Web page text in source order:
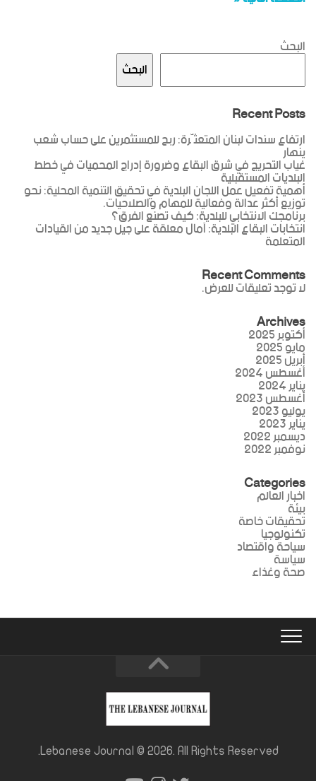
البحث
البحث
Recent Posts
ارتفاع سندات لبنان المتعثّرة: ربح للمستثمرين على حساب شعب
ينهار
غياب التحريج في شرق البقاع وضرورة إدراج المحميات في خطط
البلديات المستقبلية
أهمية تفعيل عمل اللجان البلدية في تحقيق التنمية المحلية: نحو
توزيع أكثر عدالة وفعالية للمهام والصلاحيات.
برنامجك الانتخابي للبلدية: كيف تصنع الفرق؟
انتخابات البقاع البلدية: آمال معلقة على جيل جديد من القيادات
المتعلمة
Recent Comments
لا توجد تعليقات للعرض.
Archives
أكتوبر 2025
مايو 2025
أبريل 2025
أغسطس 2024
يناير 2024
أغسطس 2023
يوليو 2023
يناير 2023
ديسمبر 2022
نوفمبر 2022
Categories
اخبار العالم
بيئة
تحقيقات خاصة
تكنولوجيا
سياحة واقتصاد
سياسة
صحة وغذاء
Lebanese Journal © 2026. All Rights Reserved.